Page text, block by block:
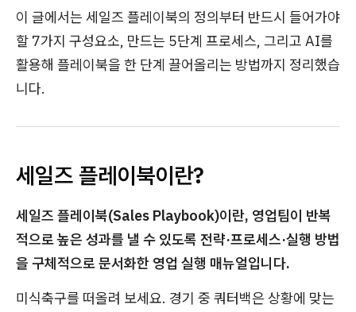
이 글에서는 세일즈 플레이북의 정의부터 반드시 들어가야
할 7가지 구성요소, 만드는 5단계 프로세스, 그리고 AI를
활용해 플레이북을 한 단계 끌어올리는 방법까지 정리했습
니다.
세일즈 플레이북이란?
세일즈 플레이북(Sales Playbook)이란, 영업팀이 반복
적으로 높은 성과를 낼 수 있도록 전략·프로세스·실행 방법
을 구체적으로 문서화한 영업 실행 매뉴얼입니다.
미식축구를 떠올려 보세요. 경기 중 쿼터백은 상황에 맞는